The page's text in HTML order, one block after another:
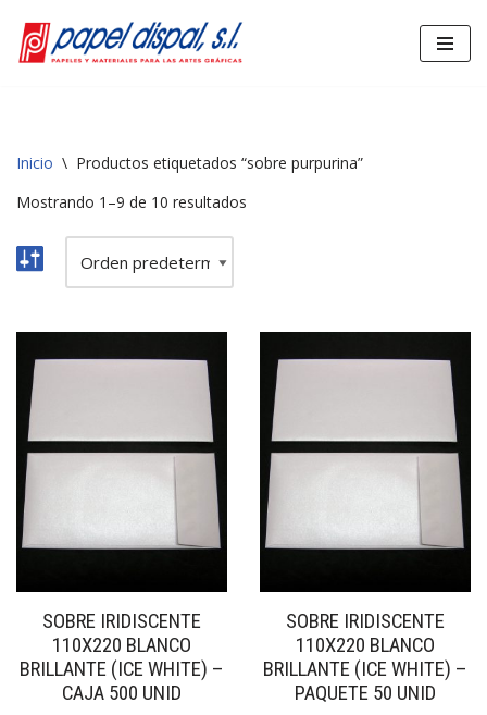
Saltar
Inicio \ Productos etiquetados “sobre purpurina”
Mostrando 1–9 de 10 resultados
SOBRE IRIDISCENTE
110X220 BLANCO
BRILLANTE (ICE WHITE) –
CAJA 500 UNID
SOBRE IRIDISCENTE
110X220 BLANCO
BRILLANTE (ICE WHITE) –
PAQUETE 50 UNID